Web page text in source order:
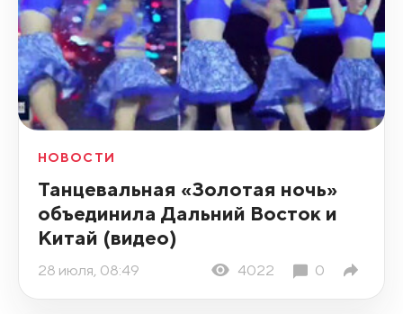
НОВОСТИ
Танцевальная «Золотая ночь»
объединила Дальний Восток и
Китай (видео)
28 июля, 08:49 4022 0